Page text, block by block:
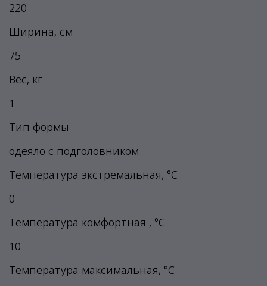
220
Ширина, см
75
Вес, кг
1
Тип формы
одеяло с подголовником
Температура экстремальная, °C
0
Температура комфортная , °C
10
Температура максимальная, °C